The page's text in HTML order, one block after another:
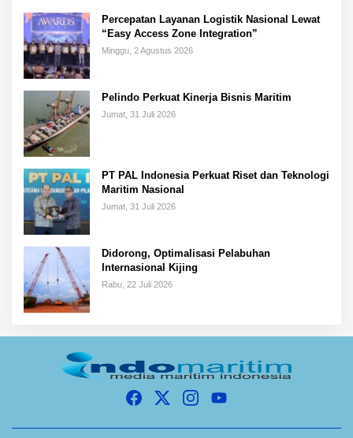
Percepatan Layanan Logistik Nasional Lewat
“Easy Access Zone Integration”
Minggu, 2 Agustus 2026
Pelindo Perkuat Kinerja Bisnis Maritim
Jumat, 31 Juli 2026
PT PAL Indonesia Perkuat Riset dan Teknologi
Maritim Nasional
Jumat, 31 Juli 2026
Didorong, Optimalisasi Pelabuhan
Internasional Kijing
Rabu, 22 Juli 2026